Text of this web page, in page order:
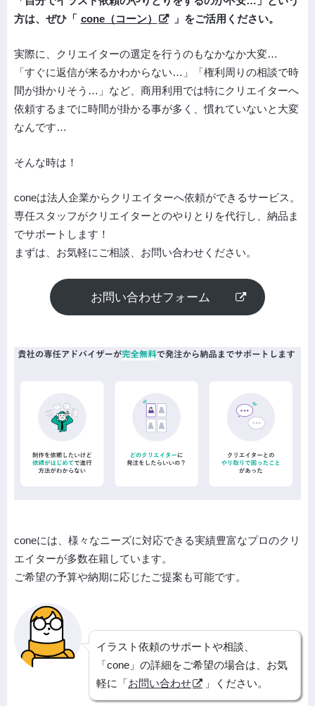
方は、ぜひ「 cone（コーン） 」をご活用ください。
実際に、クリエイターの選定を行うのもなかなか大変…
「すぐに返信が来るかわからない…」「権利周りの相談で時
間が掛かりそう…」など、商用利用では特にクリエイターへ
依頼するまでに時間が掛かる事が多く、慣れていないと大変
なんです…
そんな時は！
coneは法人企業からクリエイターへ依頼ができるサービス。
専任スタッフがクリエイターとのやりとりを代行し、納品ま
でサポートします！
まずは、お気軽にご相談、お問い合わせください。
お問い合わせフォーム
coneには、様々なニーズに対応できる実績豊富なプロのクリ
エイターが多数在籍しています。
ご希望の予算や納期に応じたご提案も可能です。
イラスト依頼のサポートや相談、
「cone」の詳細をご希望の場合は、お気
軽に「お問い合わせ 」ください。